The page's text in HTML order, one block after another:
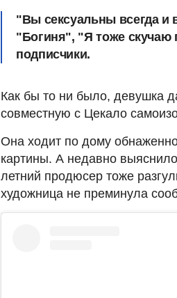
"Вы сексуальны всегда и
"Богиня", "Я тоже скучаю
подписчики.
Как бы то ни было, девушка
совместную с Цекало
Она ходит по дому
картины. А недавно
летний продюсер тоже
художница не преминула